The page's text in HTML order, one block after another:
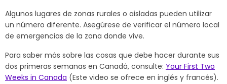
Algunos lugares de zonas rurales o aisladas pueden utilizar
un número diferente. Asegúrese de verificar el número local
de emergencias de la zona donde vive.
Para saber más sobre las cosas que debe hacer durante sus
dos primeras semanas en Canadá, consulte: Your First Two
Weeks in Canada (Este video se ofrece en inglés y francés).